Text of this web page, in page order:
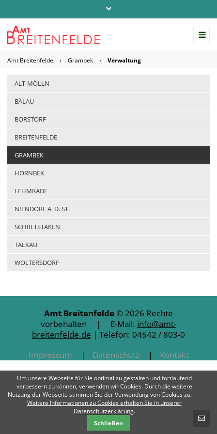
SCHNELLKONTAKT
E-Mail-Nachricht - Amt Breitenfelde
info@amt-breitenfelde.de
Amt Breitenfelde › Grambek › Verwaltung
ALT-MÖLLN
BÄLAU
BORSTORF
BREITENFELDE
GRAMBEK
HORNBEK
LEHMRADE
NIENDORF A. D. ST.
SCHRETSTAKEN
TALKAU
WOLTERSDORF
Amt Breitenfelde © 2026 Rechte
vorbehalten | E-Mail: info@amt-
breitenfelde.de | Telefon: 04542 / 803-0
Impressum
Datenschutz Kontakt
Um unsere Webseite für Sie optimal zu gestalten und fortlaufend
verbessern zu können, verwenden wir Cookies. Durch die weitere
Nutzung der Webseite stimmen Sie der Verwendung von Cookies zu.
Weitere Informationen zu Cookies erhalten Sie in unserer
Datenschutzerklärung.
Schließen